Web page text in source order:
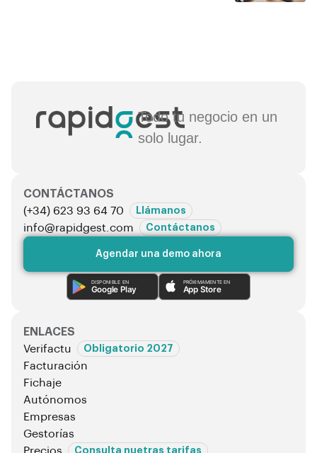
Todo tu negocio en un
solo lugar.
CONTÁCTANOS
(+34) 623 93 64 70
Llámanos
info@rapidgest.com Contáctanos
Agendar una demo ahora
DISPONIBLE EN
Google Play
PRÓXIMAMENTE EN
App Store
ENLACES
Verifactu
Obligatorio 2027
Facturación
Fichaje
Autónomos
Empresas
Gestorías
Consulta nuetras tarifas